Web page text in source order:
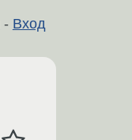
- Вход